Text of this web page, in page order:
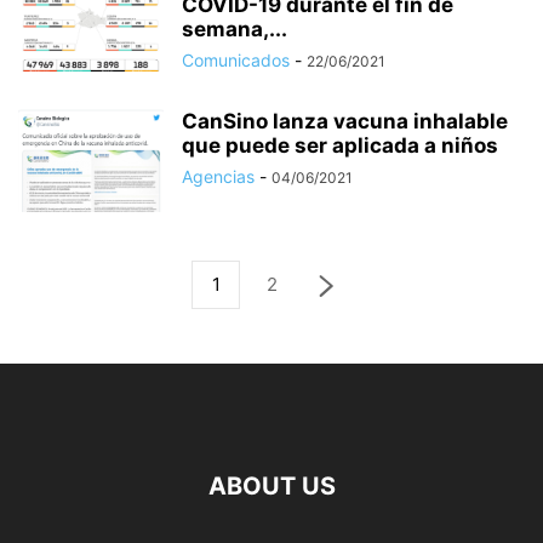
COVID-19 durante el fin de
semana,...
Comunicados - 22/06/2021
CanSino lanza vacuna inhalable
que puede ser aplicada a niños
Agencias - 04/06/2021
1 2
ABOUT US